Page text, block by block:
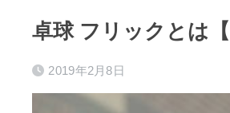
卓球 フリックとは
2019年2月8日